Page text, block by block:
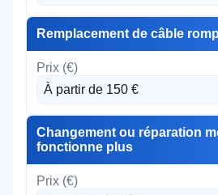
Remplacement de câble
À partir de 150 €
Changement ou réparation
fonctionne plus